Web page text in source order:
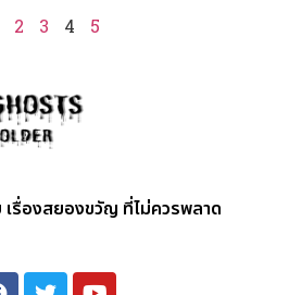
2 3 4 5
รื่องสยองขวัญ ที่ไม่ควรพลาด